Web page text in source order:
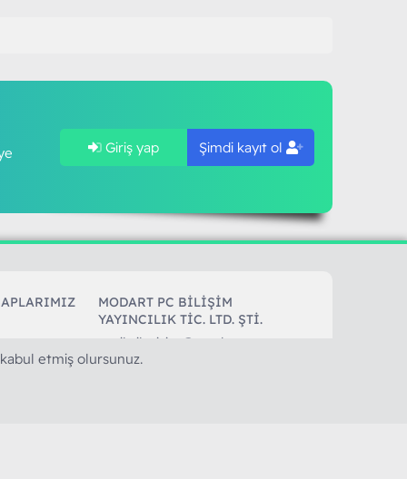
Giriş yap Şimdi kayıt ol
MODART PC BILIŞIM
YAYINCILIK TİC. LTD. ŞTİ.
mail : iletisim@modartpc.com
Adres : Türkiye/İstanbul
etmiş olursunuz.